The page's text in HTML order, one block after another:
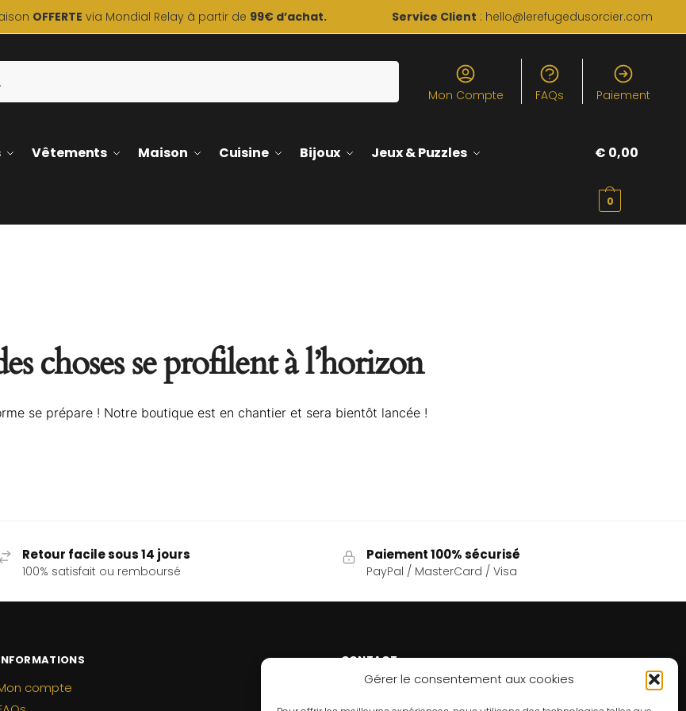
Gérer le consentement aux cookies
OFFERTE via Mondial Relay à partir de 99€ d’achat. Service Client : hello@lerefugedusorcier.com
Mon Compte FAQs Paiement
Vêtements Maison Cuisine Bijoux Jeux & Puzzles € 0,00
0
choses se profilent à l’horizon
se prépare ! Notre boutique est en chantier et sera bientôt lancée !
Retour facile sous 14 jours
100% satisfait ou remboursé
Paiement 100% sécurisé
PayPal / MasterCard / Visa
compte
CONTACT
Un problème ? Une question ? Le Refuge du Sorcier™
est à votre disposition 7j/7 et 24h/24.